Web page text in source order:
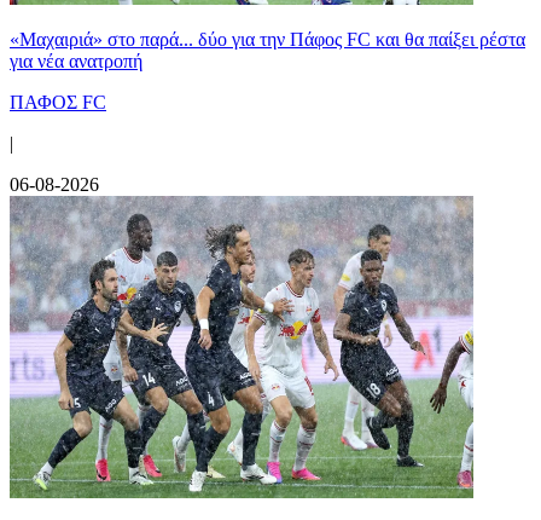
«Μαχαιριά» στο παρά... δύο για την Πάφος FC και θα παίξει ρέστα
για νέα ανατροπή
ΠΑΦΟΣ FC
|
06-08-2026